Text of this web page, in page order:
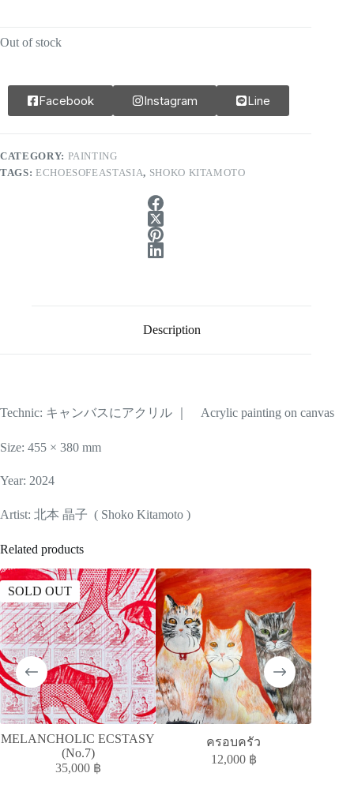
Out of stock
Facebook Instagram Line
CATEGORY: PAINTING
TAGS: ECHOESOFEASTASIA, SHOKO KITAMOTO
Description
Technic: キャンバスにアクリル ｜ Acrylic painting on canvas
Size: 455 × 380 mm
Year: 2024
Artist: 北本 晶子 ( Shoko Kitamoto )
Related products
SOLD OUT
MELANCHOLIC ECSTASY
(No.7)
35,000 ฿
ครอบครัว
12,000 ฿